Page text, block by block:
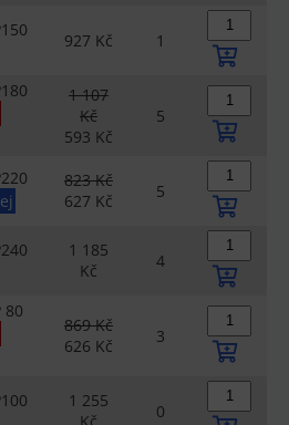
927 Kč 1
1 107
Kč
593 Kč
5
823 Kč
627 Kč
5
1 185
Kč
4
80
869 Kč
626 Kč
3
1 255
Kč
0